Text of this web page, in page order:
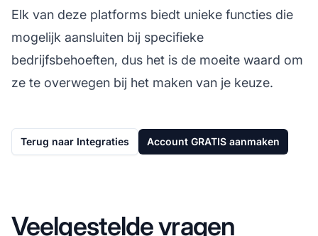
Elk van deze platforms biedt unieke functies die
mogelijk aansluiten bij specifieke
bedrijfsbehoeften, dus het is de moeite waard om
ze te overwegen bij het maken van je keuze.
Terug naar Integraties Account GRATIS aanmaken
Veelgestelde vragen